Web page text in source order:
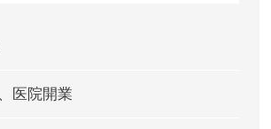
医院開業